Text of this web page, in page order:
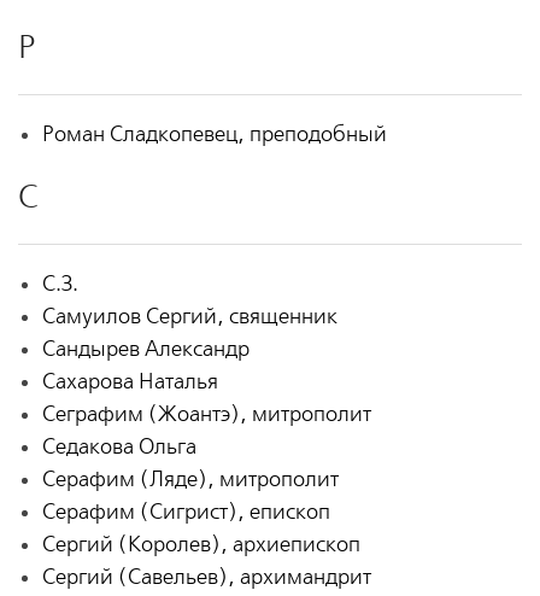
Р
Роман Сладкопевец, преподобный
С
С.З.
Самуилов Сергий, священник
Сандырев Александр
Сахарова Наталья
Сеграфим (Жоантэ), митрополит
Седакова Ольга
Серафим (Ляде), митрополит
Серафим (Сигрист), епископ
Сергий (Королев), архиепископ
Сергий (Савельев), архимандрит